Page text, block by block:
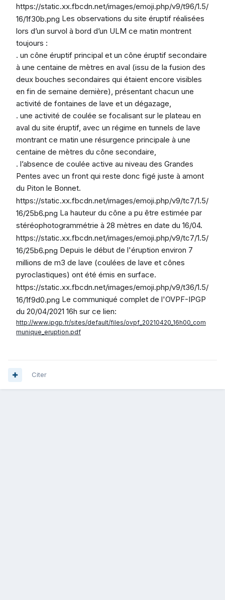
https://static.xx.fbcdn.net/images/emoji.php/v9/t96/1.5/
16/1f30b.png Les observations du site éruptif réalisées
lors d’un survol à bord d’un ULM ce matin montrent
toujours :
. un cône éruptif principal et un cône éruptif secondaire
à une centaine de mètres en aval (issu de la fusion des
deux bouches secondaires qui étaient encore visibles
en fin de semaine dernière), présentant chacun une
activité de fontaines de lave et un dégazage,
. une activité de coulée se focalisant sur le plateau en
aval du site éruptif, avec un régime en tunnels de lave
montrant ce matin une résurgence principale à une
centaine de mètres du cône secondaire,
. l’absence de coulée active au niveau des Grandes
Pentes avec un front qui reste donc figé juste à amont
du Piton le Bonnet.
https://static.xx.fbcdn.net/images/emoji.php/v9/tc7/1.5/
16/25b6.png La hauteur du cône a pu être estimée par
stéréophotogrammétrie à 28 mètres en date du 16/04.
https://static.xx.fbcdn.net/images/emoji.php/v9/tc7/1.5/
16/25b6.png Depuis le début de l'éruption environ 7
millions de m3 de lave (coulées de lave et cônes
pyroclastiques) ont été émis en surface.
https://static.xx.fbcdn.net/images/emoji.php/v9/t36/1.5/
16/1f9d0.png Le communiqué complet de l'OVPF-IPGP
du 20/04/2021 16h sur ce lien:
http://www.ipgp.fr/sites/default/files/ovpf_20210420_16h00_com
munique_eruption.pdf
Citer